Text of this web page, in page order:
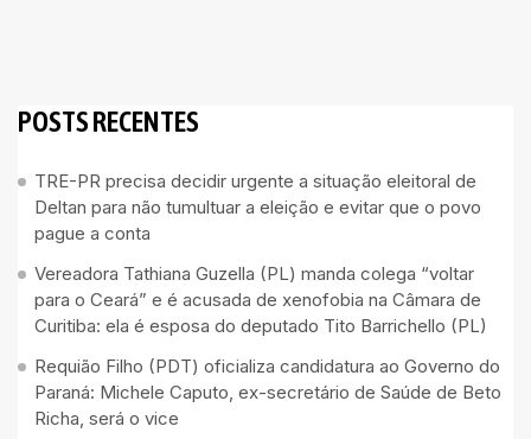
POSTS RECENTES
TRE-PR precisa decidir urgente a situação eleitoral de
Deltan para não tumultuar a eleição e evitar que o povo
pague a conta
Vereadora Tathiana Guzella (PL) manda colega “voltar
para o Ceará” e é acusada de xenofobia na Câmara de
Curitiba: ela é esposa do deputado Tito Barrichello (PL)
Requião Filho (PDT) oficializa candidatura ao Governo do
Paraná: Michele Caputo, ex-secretário de Saúde de Beto
Richa, será o vice